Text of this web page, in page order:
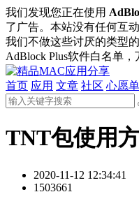
我们发现您正在使用
了广告。本站没有任何互
我们不做这些讨厌的类型
AdBlock Plus软件白名单，
首页 应用 文章 社区 心愿单
TNT包使用
2020-11-12 12:34:41
1503661